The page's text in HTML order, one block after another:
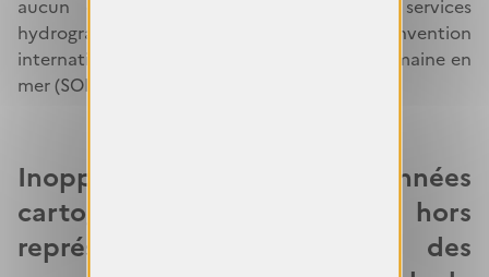
aucun cas les documents officiels des services
hydrographiques édités au titre de la Convention
internationale sur la Sauvegarde de la vie humaine en
mer (SOLAS).
Inopposabilité des données
cartographiques hors
représentation des limites des